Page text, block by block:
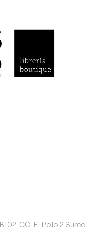
CC. El Polo 2 Surco.